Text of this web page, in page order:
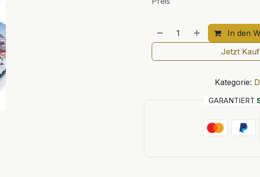
In den
Jetzt
Kategorie:
GARANTIERT